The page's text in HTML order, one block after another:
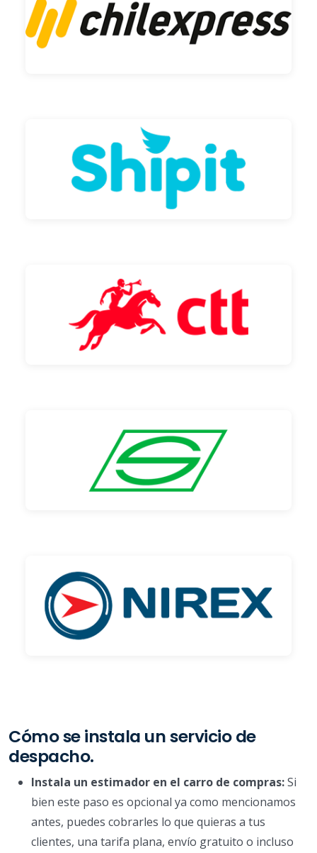
Cómo se instala un servicio de
despacho.
Instala un estimador en el carro de compras:Si
bien este paso es opcional ya como mencionamos
antes, puedes cobrarles lo que quieras a tus
clientes, una tarifa plana, envío gratuito o incluso